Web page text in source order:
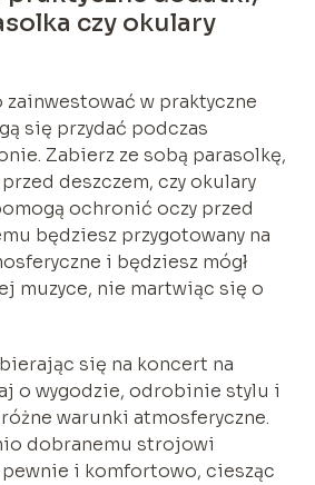
czy okulary
w praktyczne
się przydać podczas
Zabierz ze sobą parasolkę,
deszczem, czy okulary
ochronić oczy przed
będziesz przygotowany na
i będziesz mógł
muzyce, nie martwiąc się o
się na koncert na
o wygodzie, odrobinie stylu i
warunki atmosferyczne.
dobranemu strojowi
i komfortowo, ciesząc